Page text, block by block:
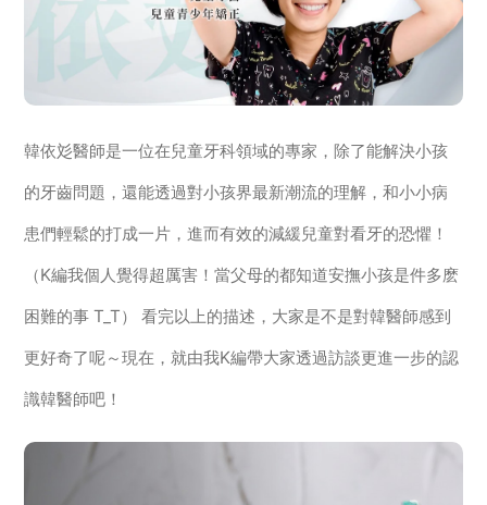
韓依彣醫師是一位在兒童牙科領域的專家，除了能解決小孩
的牙齒問題，還能透過對小孩界最新潮流的理解，和小小病
患們輕鬆的打成一片，進而有效的減緩兒童對看牙的恐懼！
（K編我個人覺得超厲害！當父母的都知道安撫小孩是件多麽
困難的事 T_T） 看完以上的描述，大家是不是對韓醫師感到
更好奇了呢～現在，就由我K編帶大家透過訪談更進一步的認
識韓醫師吧！